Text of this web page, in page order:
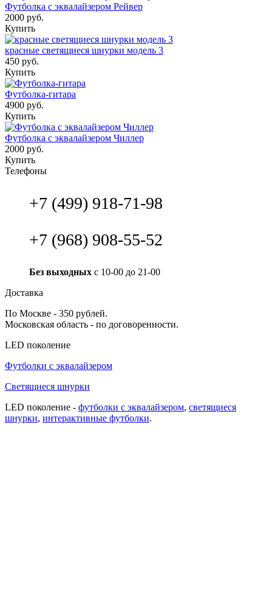
Футболка с эквалайзером Рейвер
2000 руб.
Купить
красные светящиеся шнурки модель 3
450 руб.
Купить
Футболка-гитара
4900 руб.
Купить
Футболка с эквалайзером Чиллер
2000 руб.
Купить
Телефоны
+7 (499) 918-71-98
+7 (968) 908-55-52
Без выходных с 10-00 до 21-00
Доставка
По Москве - 350 рублей.
Московская область - по договоренности.
LED поколение
Футболки с эквалайзером
Светящиеся шнурки
LED поколение - футболки с эквалайзером, cветящиеся
шнурки, интерактивные футболки.